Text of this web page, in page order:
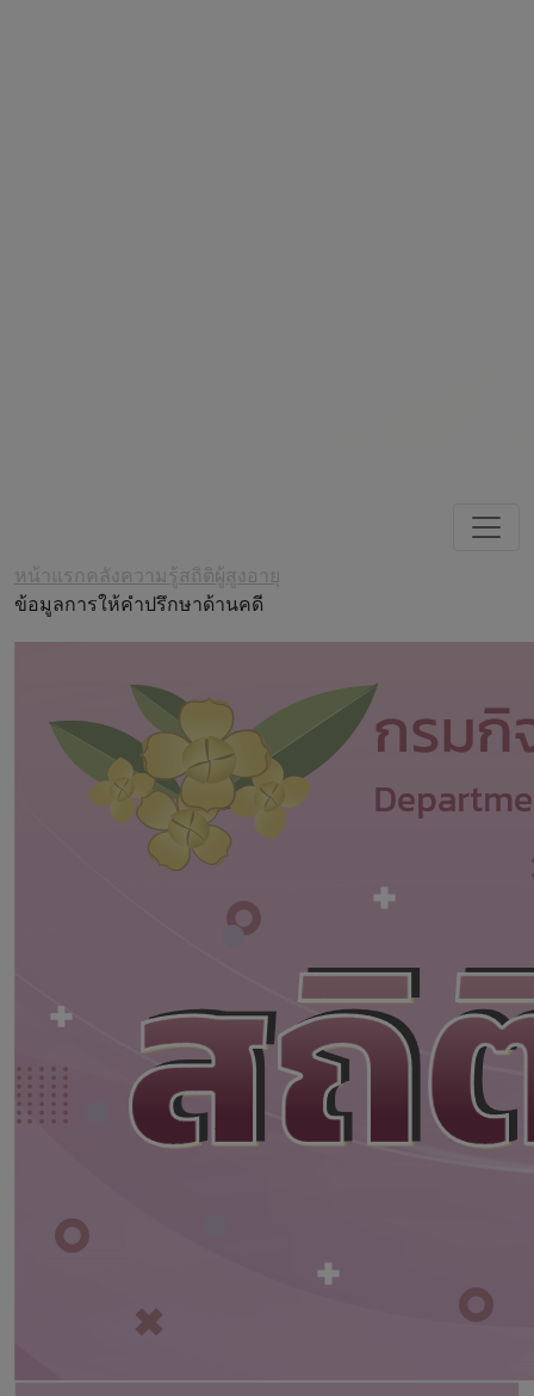
หน้าแรกคลังความรู้ สถิติผู้สูงอายุ
ข้อมูลการให้คำปรึกษาด้านคดี